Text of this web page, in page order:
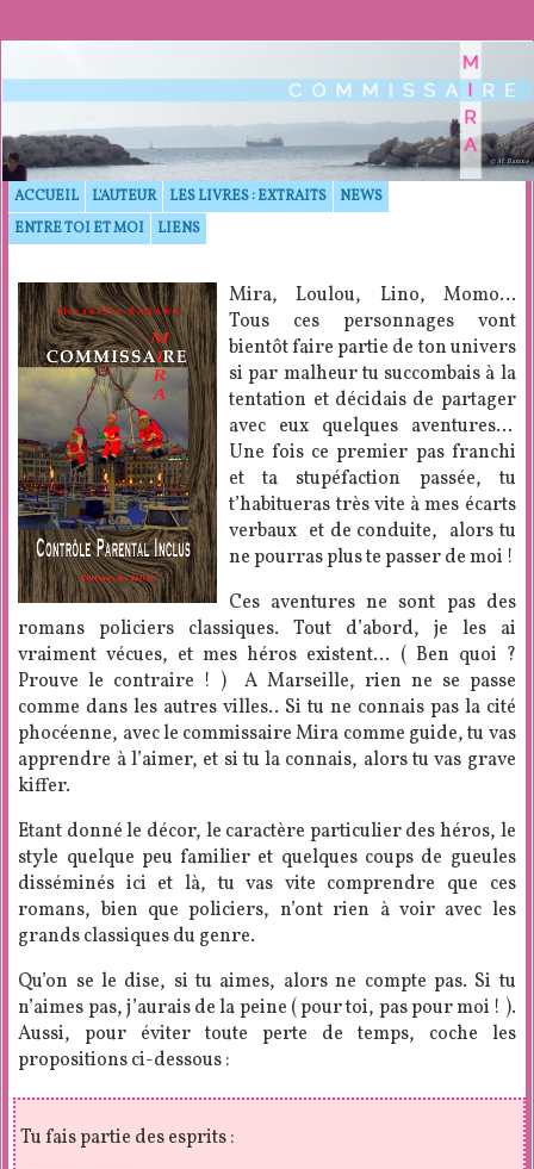
© M. Barane
ACCUEIL L'AUTEUR LES LIVRES : EXTRAITS
NEWS
ENTRE TOI ET MOI
LIENS
Mira, Loulou, Lino, Momo…
Tous ces personnages vont
bientôt faire partie de ton univers
si par malheur tu succombais à la
tentation et décidais de partager
avec eux quelques aventures…
Une fois ce premier pas franchi
et ta stupéfaction passée, tu
t’habitueras très vite à mes écarts
verbaux et de conduite, alors tu
ne pourras plus te passer de moi !
Ces aventures ne sont pas des
romans policiers classiques. Tout d’abord, je les ai
vraiment vécues, et mes héros existent… ( Ben quoi ?
Prouve le contraire ! ) A Marseille, rien ne se passe
comme dans les autres villes.. Si tu ne connais pas la cité
phocéenne, avec le commissaire Mira comme guide, tu vas
apprendre à l’aimer, et si tu la connais, alors tu vas grave
kiffer.
Etant donné le décor, le caractère particulier des héros, le
style quelque peu familier et quelques coups de gueules
disséminés ici et là, tu vas vite comprendre que ces
romans, bien que policiers, n’ont rien à voir avec les
grands classiques du genre.
Qu’on se le dise, si tu aimes, alors ne compte pas. Si tu
n’aimes pas, j’aurais de la peine ( pour toi, pas pour moi ! ).
Aussi, pour éviter toute perte de temps, coche les
propositions ci-dessous :
Tu fais partie des esprits :